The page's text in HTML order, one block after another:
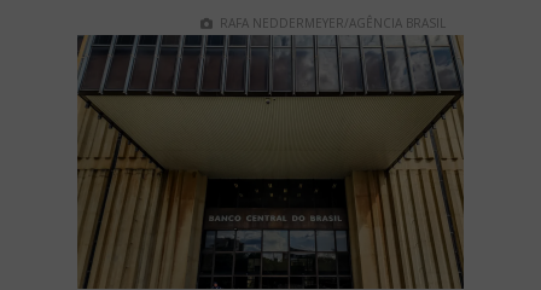
RAFA NEDDERMEYER/AGÊNCIA BRASIL